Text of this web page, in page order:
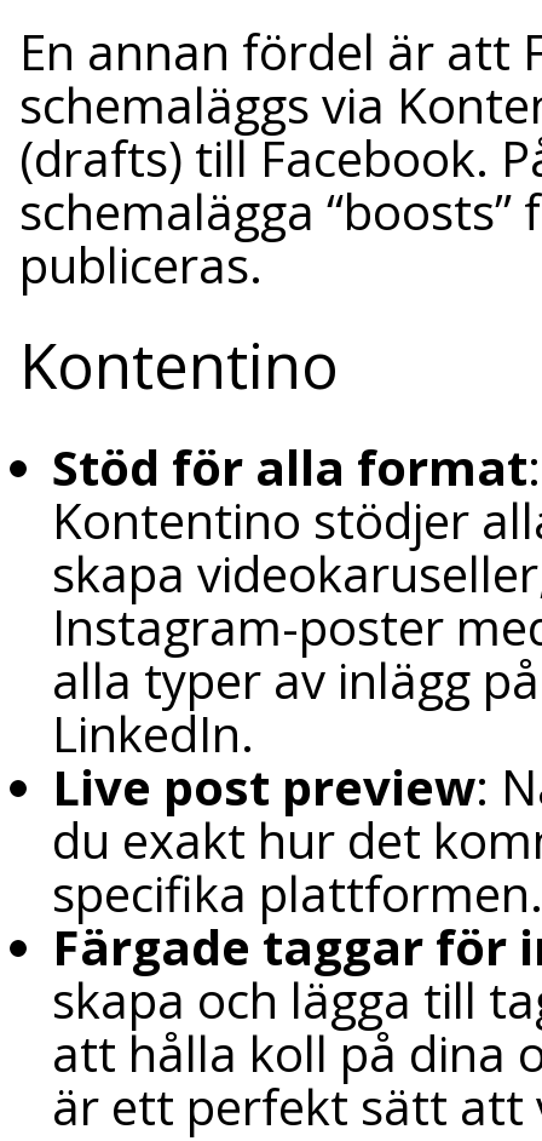
En annan fördel är att
schemaläggs via
(drafts) till Facebook.
schemalägga
publiceras.
Kontentino
Stöd för alla format
Kontentino stödjer
skapa
Instagram-poster
alla typer av inlägg
LinkedIn.
Live post preview:
du exakt hur det
specifika plattformen.
Färgade taggar för
skapa och lägga till
att hålla koll på dina
är ett perfekt sätt att